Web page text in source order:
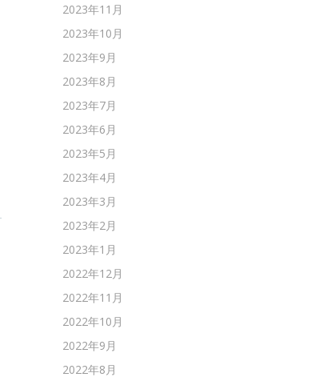
2023年11月
2023年10月
2023年9月
2023年8月
2023年7月
2023年6月
2023年5月
2023年4月
2023年3月
2023年2月
2023年1月
2022年12月
2022年11月
2022年10月
2022年9月
2022年8月